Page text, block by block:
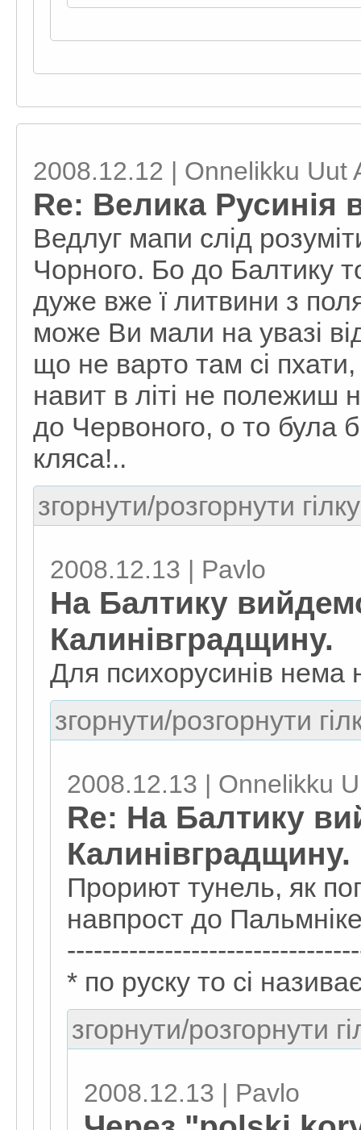
2008.12.12 | Onnelikku Uut
Re: Велика Русинія
Ведлуг мапи слід
Чорного. Бо до Балтику
дуже вже ї литвини з
може Ви мали на увазі
що не варто там сі
навит в літі не полежиш
до Червоного, о то була
кляса!..
згорнути/розгорнути
2008.12.13 | Pavlo
На Балтику
Калинівградщину.
Для психорусинів нема
згорнути/розгорнути
2008.12.13 | Onnelikku
Re: На Балтику
Калинівградщину.
Прориют тунель, як
навпрост до
* по руску то сі
згорнути/розгорнути
2008.12.13 | Pavlo